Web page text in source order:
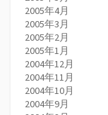
2005年4月
2005年3月
2005年2月
2005年1月
2004年12月
2004年11月
2004年10月
2004年9月